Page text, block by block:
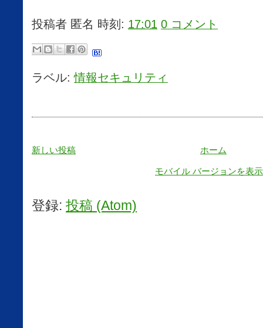
投稿者 匿名 時刻: 17:01 0 コメント
ラベル:情報セキュリティ
新しい投稿 ホーム
モバイル バージョンを表示
登録: 投稿 (Atom)